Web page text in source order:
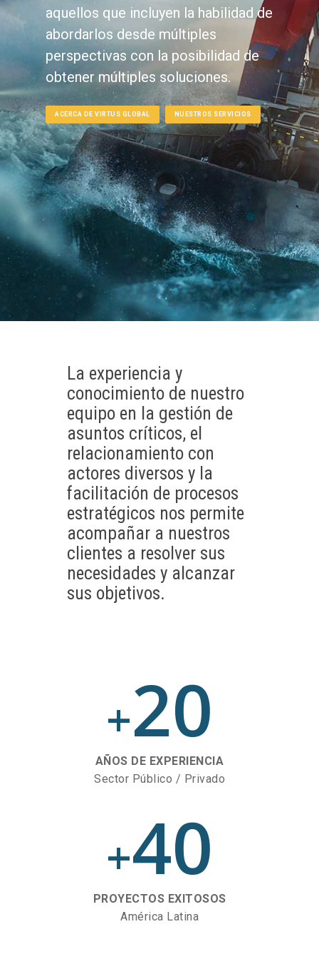
aquellos que incluyen la habilidad de
abordarlos desde múltiples
perspectivas con la posibilidad de
obtener múltiples soluciones.
ACERCA DE VIRTUS GLOBAL NUESTROS SERVICIOS
La experiencia y
conocimiento de nuestro
equipo en la gestión de
asuntos críticos, el
relacionamiento con
actores diversos y la
facilitación de procesos
estratégicos nos permite
acompañar a nuestros
clientes a resolver sus
necesidades y alcanzar
sus objetivos.
+20
AÑOS DE EXPERIENCIA
Sector Público / Privado
+40
PROYECTOS EXITOSOS
América Latina